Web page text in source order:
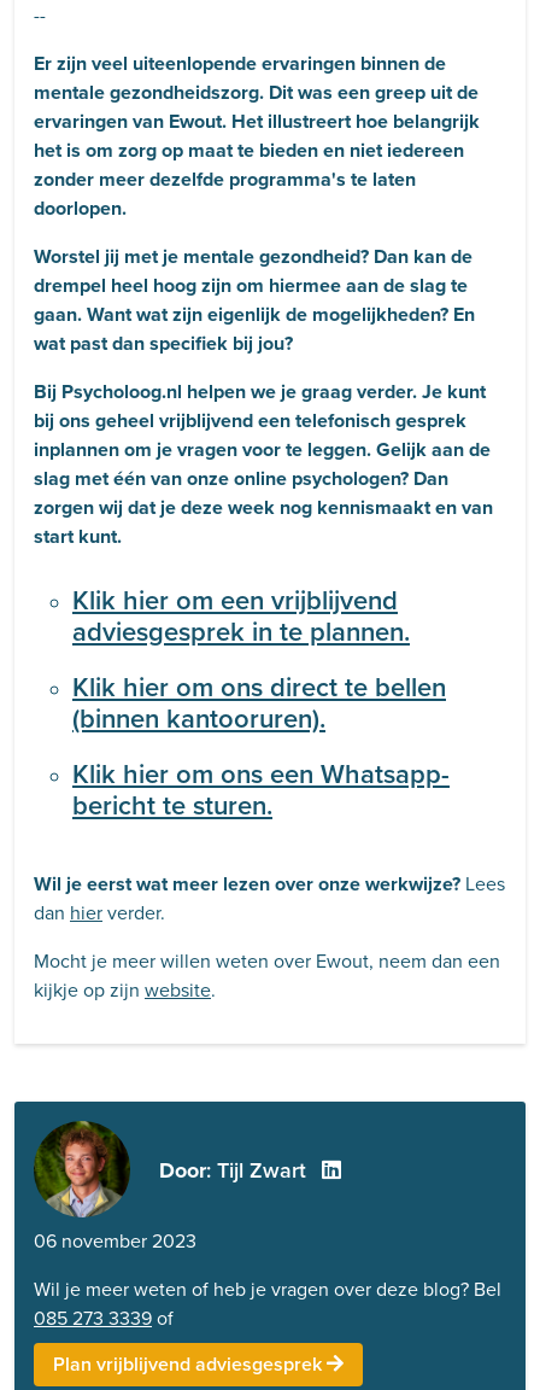
--
Er zijn veel uiteenlopende ervaringen binnen de
mentale gezondheidszorg. Dit was een greep uit de
ervaringen van Ewout. Het illustreert hoe belangrijk
het is om zorg op maat te bieden en niet iedereen
zonder meer dezelfde programma's te laten
doorlopen.
Worstel jij met je mentale gezondheid? Dan kan de
drempel heel hoog zijn om hiermee aan de slag te
gaan. Want wat zijn eigenlijk de mogelijkheden? En
wat past dan specifiek bij jou?
Bij Psycholoog.nl helpen we je graag verder. Je kunt
bij ons geheel vrijblijvend een telefonisch gesprek
inplannen om je vragen voor te leggen. Gelijk aan de
slag met één van onze online psychologen? Dan
zorgen wij dat je deze week nog kennismaakt en van
start kunt.
Klik hier om een vrijblijvend
adviesgesprek in te plannen.
Klik hier om ons direct te bellen
(binnen kantooruren).
Klik hier om ons een Whatsapp-
bericht te sturen.
Wil je eerst wat meer lezen over onze werkwijze? Lees
dan hierverder.
Mocht je meer willen weten over Ewout, neem dan een
kijkje op zijn website.
Door: Tijl Zwart
06 november 2023
Wil je meer weten of heb je vragen over deze blog? Bel
085 273 3339of
Plan vrijblijvend adviesgesprek